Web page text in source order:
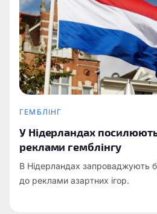
ГЕМБЛІНГ
У Нідерландах
реклами гемблінгу
В Нідерландах запроваджують
до реклами азартних ігор.